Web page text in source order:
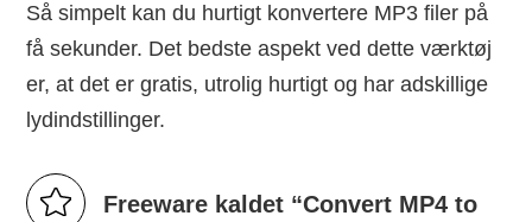
Så simpelt kan du hurtigt konvertere MP3 filer på
få sekunder. Det bedste aspekt ved dette værktøj
er, at det er gratis, utrolig hurtigt og har adskillige
lydindstillinger.
Freeware kaldet “Convert MP4 to